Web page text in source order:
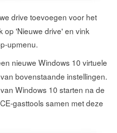
drive toevoegen voor het
op 'Nieuwe drive' en vink
upmenu.
nieuwe Windows 10 virtuele
bovenstaande instellingen.
Windows 10 starten na de
gasttools samen met deze